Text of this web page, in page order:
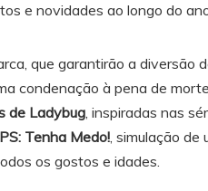
e novidades ao longo do
que garantirão a diversão
condenação à pena de
de Ladybug, inspiradas nas
PS: Tenha Medo!, simulação de
os gostos e idades.